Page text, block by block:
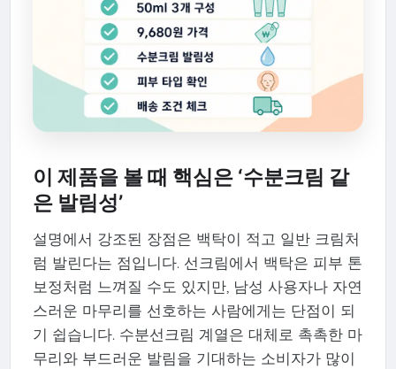
이 제품을 볼 때 핵심은 ‘수분크림 같
은 발림성’
설명에서 강조된 장점은 백탁이 적고 일반 크림처
럼 발린다는 점입니다. 선크림에서 백탁은 피부 톤
보정처럼 느껴질 수도 있지만, 남성 사용자나 자연
스러운 마무리를 선호하는 사람에게는 단점이 되
기 쉽습니다. 수분선크림 계열은 대체로 촉촉한 마
무리와 부드러운 발림을 기대하는 소비자가 많이